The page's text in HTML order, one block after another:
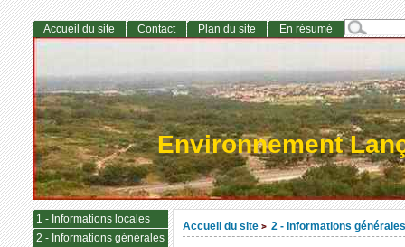
Environnement
Accueil du site > 2 - Informations générales
Accueil du site Contact Plan du site En résumé
1 - Informations locales
2 - Informations générales